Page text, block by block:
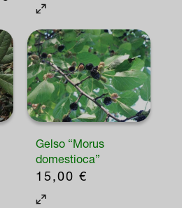
PREZZO:
DA
8,80 €
A
38,50 €
Questo
ha
più
varianti.
Le
opzioni
possono
essere
scelte
Gelso “Morus
domestioca”
15,00 €
Questo